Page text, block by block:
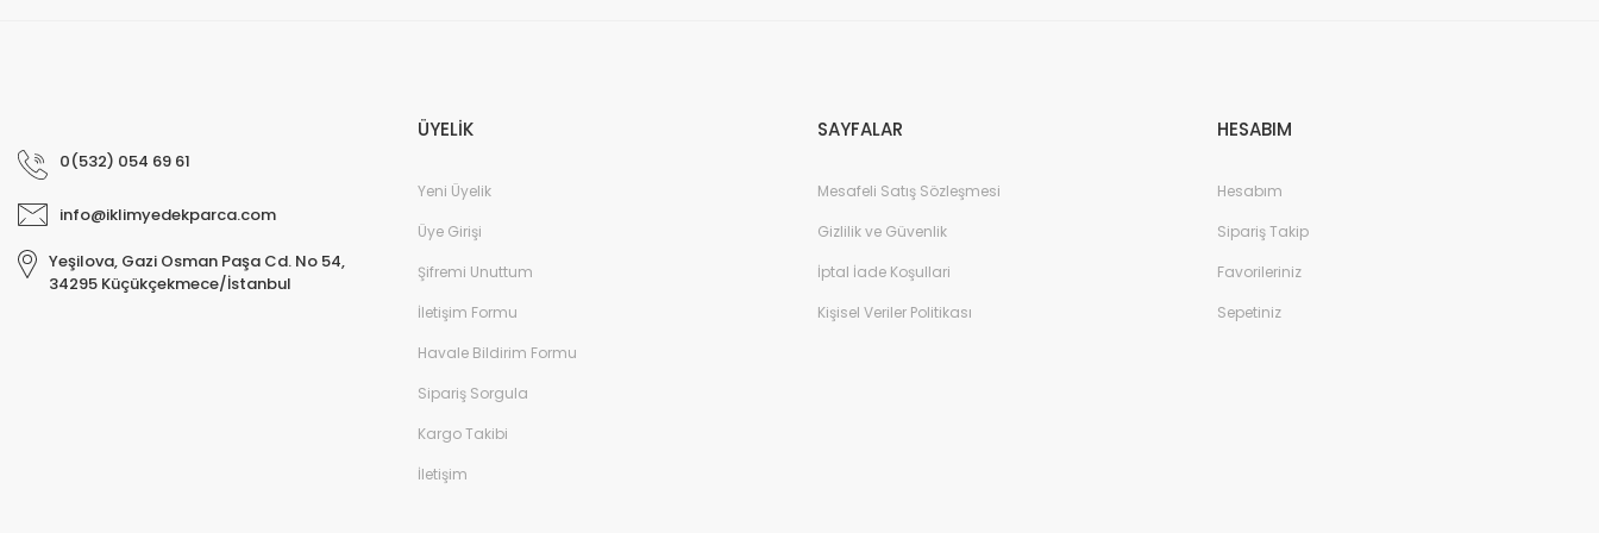
0(532) 054 69 61
info@iklimyedekparca.com
Yeşilova, Gazi Osman Paşa Cd. No 54,
34295 Küçükçekmece/İstanbul
ÜYELİK
Yeni Üyelik
Üye Girişi
Şifremi Unuttum
İletişim Formu
Havale Bildirim Formu
Sipariş Sorgula
Kargo Takibi
İletişim
SAYFALAR
Mesafeli Satış Sözleşmesi
Gizlilik ve Güvenlik
İptal İade Koşullari
Kişisel Veriler Politikası
HESABIM
Hesabım
Sipariş Takip
Favorileriniz
Sepetiniz